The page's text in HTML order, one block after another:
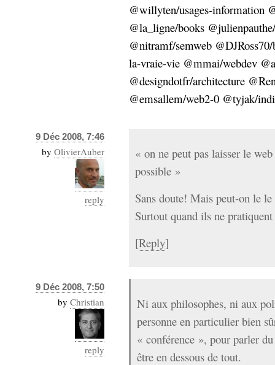
@willyten/usages-information
@la_ligne/books
@nitramf/semweb
la-vraie-vie @mmai/webdev
@designdotfr/architecture
@emsallem/web2-0 @tyjak/
9 Déc 2008, 7:46
by OlivierAuber
reply
« on ne peut pas laisser le
possible »
Sans doute! Mais peut-on le
Surtout quand ils ne
[Reply]
9 Déc 2008, 7:50
by Christian
reply
Ni aux philosophes, ni aux
personne en particulier bien
« conférence », pour parler
être en dessous de tout.
Archives